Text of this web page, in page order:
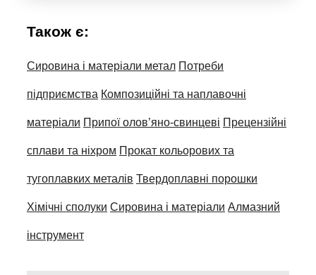
Також є:
Сировина і матеріали метал Потреби
підприємства Композиційні та наплавочні
матеріали Припої олов’яно-свинцеві Прецензійні
сплави та ніхром Прокат кольорових та
тугоплавких металів Твердоплавні порошки
Хімічні сполуки Сировина і матеріали Алмазний
інструмент